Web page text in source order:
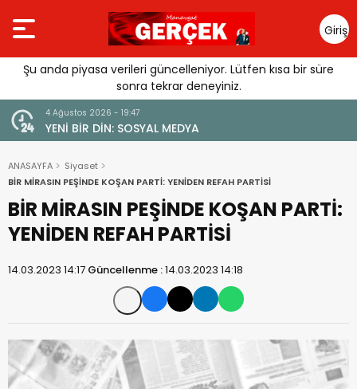
Giriş
Yap
Şu anda piyasa verileri güncelleniyor. Lütfen kısa bir süre
sonra tekrar deneyiniz.
4 Ağustos 2026 - 19:47
YENİ BİR DİN: SOSYAL MEDYA
ANASAYFA
Siyaset
BİR MİRASIN PEŞİNDE KOŞAN PARTİ: YENİDEN REFAH PARTİSİ
BİR MİRASIN PEŞİNDE KOŞAN PARTİ:
YENİDEN REFAH PARTİSİ
14.03.2023 14:17 Güncellenme :14.03.2023 14:18